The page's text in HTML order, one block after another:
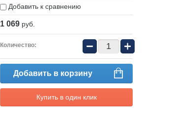
Добавить к сравнению
1 069 руб.
Количество: − +
Добавить в корзину
Купить в один клик